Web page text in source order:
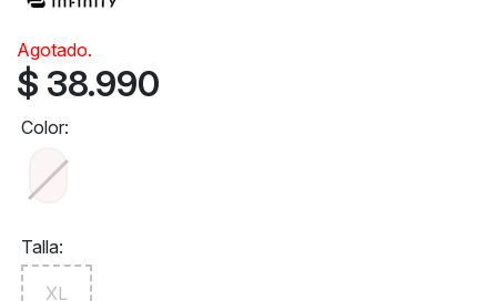
Agotado.
$ 38.990
Color:
Talla:
XL